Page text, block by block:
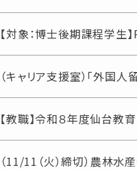
【対象：博士後期課程学
（キャリア支援室）「外国
【教職】令和８年度仙台教
（11/11（火）締切）農林